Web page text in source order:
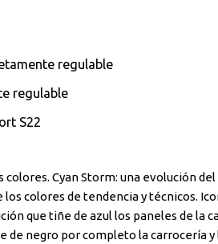
regulable
regulable
S22
colores. Cyan Storm: una evolución
colores de tendencia y técnicos.
que tiñe de azul los paneles de la
negro por completo la carrocería y